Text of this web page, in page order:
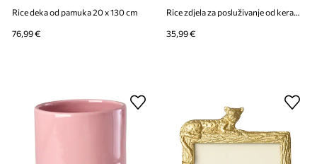
Rice deka od pamuka 20 x 130 cm
76,99 € 35,99 €